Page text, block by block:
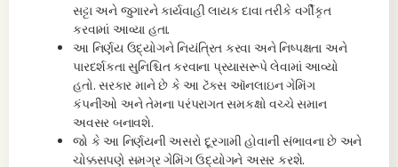
સટ્ટા અને જુગારને કાર્યવાહી લાયક દાવા તરીકે વર્ગીકૃત
કરવામાં આવ્યા હતા.
આ નિર્ણય ઉદ્યોગને નિયંત્રિત કરવા અને નિષ્પક્ષતા અને
પારદર્શકતા સુનિશ્ચિત કરવાના પ્રયાસરૂપે લેવામાં આવ્યો
હતો. સરકાર માને છે કે આ ટૅક્સ ઑનલાઇન ગેમિંગ
કંપનીઓ અને તેમના પરંપરાગત સમકક્ષો વચ્ચે સમાન
અવસર બનાવશે.
જો કે આ નિર્ણયની અસરો દૂરગામી હોવાની સંભાવના છે અને
ચોક્કસપણે સમગ્ર ગેમિંગ ઉદ્યોગને અસર કરશે.